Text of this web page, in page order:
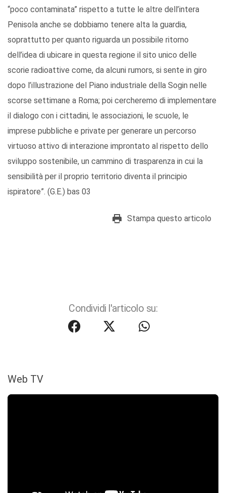
“poco contaminata” rispetto a tutte le altre dell’intera
Penisola anche se dobbiamo tenere alta la guardia,
soprattutto per quanto riguarda un possibile ritorno
dell’idea di ubicare in questa regione il sito unico delle
scorie radioattive come, da alcuni rumors, si sente in giro
dopo l’illustrazione del Piano industriale della Sogin nelle
scorse settimane a Roma; poi cercheremo di implementare
il dialogo con i cittadini, le associazioni, le scuole, le
imprese pubbliche e private per generare un percorso
virtuoso attivo di interazione improntato al rispetto dello
sviluppo sostenibile, un cammino di trasparenza in cui la
sensibilità per il proprio territorio diventa il principio
ispiratore”. (G.E.) bas 03
Stampa questo articolo
Condividi l'articolo su:
Web TV